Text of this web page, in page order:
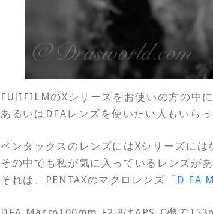
FUJIFILMのXシリーズをお使いの方の中
あるいはDFAレンズ を使いたい人もいら
ペンタックスのレンズにはXシリーズには
その中でも私が気に入っているレンズがあ
それは、PENTAXのマクロレンズ「 D FA